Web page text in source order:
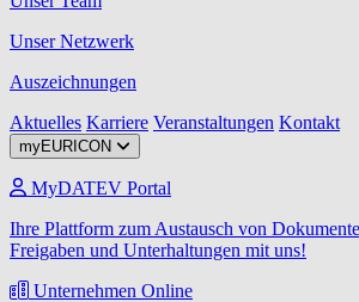
Unser Netzwerk
Auszeichnungen
Aktuelles Karriere Veranstaltungen Kontakt
myEURICON
MyDATEV Portal
Ihre Plattform zum Austausch von
Freigaben und Unterhaltungen mit uns!
Unternehmen Online